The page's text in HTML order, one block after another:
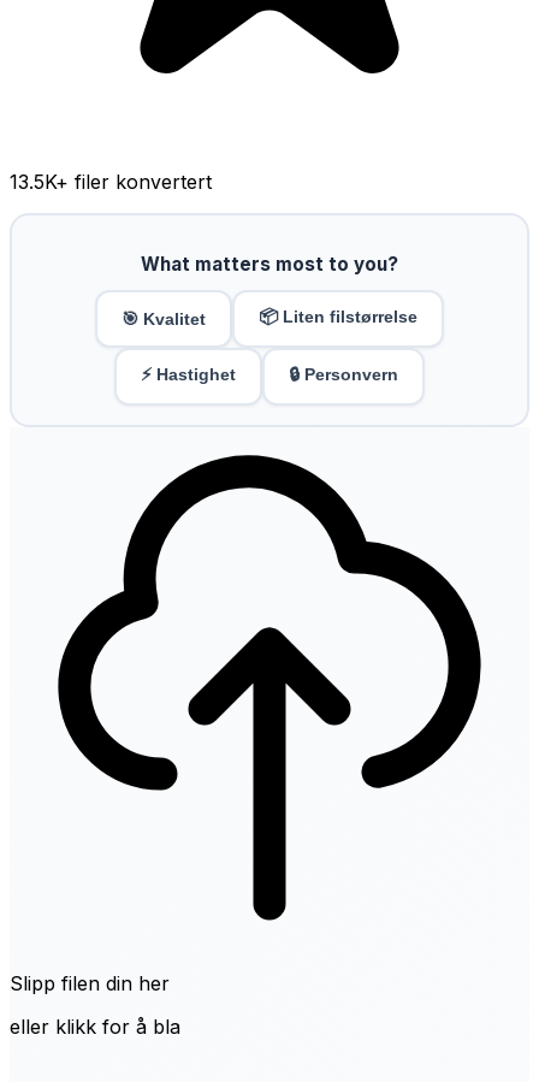
13.5K+ filer konvertert
What matters most to you?
🎯 Kvalitet 📦 Liten filstørrelse
⚡ Hastighet 🔒 Personvern
Slipp filen din her
eller klikk for å bla